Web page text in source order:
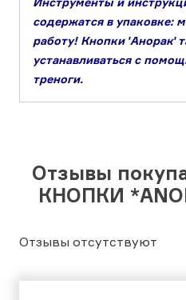
содержатся в упаковке:
работу! Кнопки ʹАноракʹ
устанавливаться с
треноги.
Отзывы
КНОПКИ
Отзывы отсутствуют